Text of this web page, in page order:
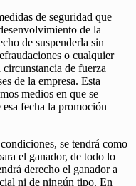
de seguridad que
de la
de suspenderla sin
o cualquier
de fuerza
de la empresa. Esta
medios en que se
fecha la promoción
se tendrá como
el ganador, de todo lo
derecho el ganador a
ni de ningún tipo. En